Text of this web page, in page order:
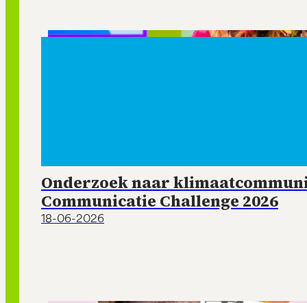
Onderzoek naar
Communicatie Challenge 2026
18-06-2026